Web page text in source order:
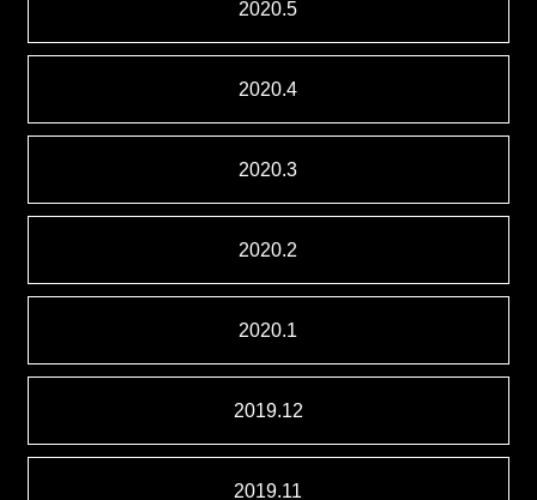
2020.5
2020.4
2020.3
2020.2
2020.1
2019.12
2019.11